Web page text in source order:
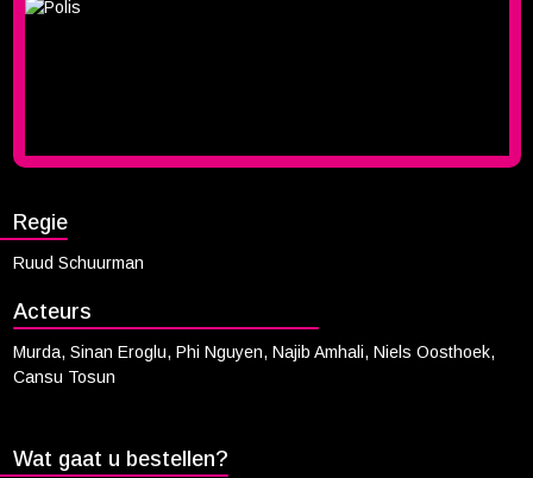
Regie
Ruud Schuurman
Acteurs
Murda, Sinan Eroglu, Phi Nguyen, Najib Amhali, Niels Oosthoek,
Cansu Tosun
Wat gaat u bestellen?